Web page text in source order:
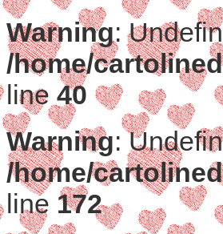
Warning:
/home/
line 40
Warning:
/home/
line 172